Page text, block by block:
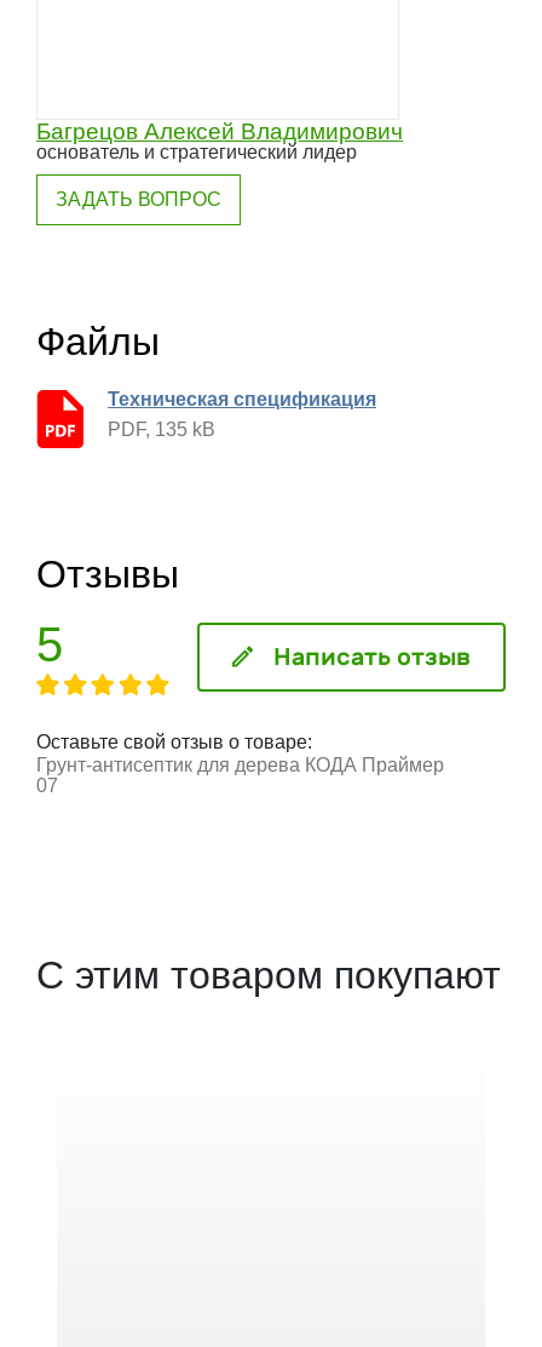
Багрецов Алексей Владимирович
основатель и стратегический лидер
ЗАДАТЬ ВОПРОС
Файлы
Техническая спецификация
PDF, 135 kB
Отзывы
5 Написать отзыв
Оставьте свой отзыв о товаре:
Грунт-антисептик для дерева КОДА Праймер
07